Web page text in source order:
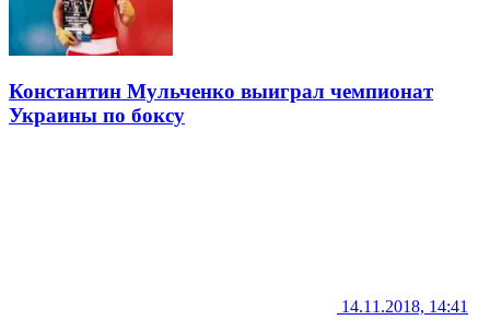
Константин Мульченко выиграл чемпионат
Украины по боксу
14.11.2018, 14:41